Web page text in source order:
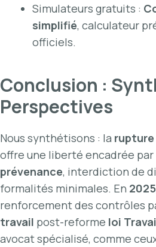
Simulateurs gratuits :
simplifié, calculateur
officiels.
Conclusion :
Perspectives
Nous synthétisons : la rupture
offre une liberté encadrée par
prévenance, interdiction de
formalités minimales. En 2025
renforcement des contrôles
travail post-reforme loi
avocat spécialisé, comme